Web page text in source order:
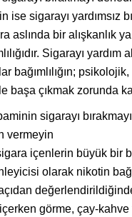
ise sigarayı yardımsız
aslında bir alışkanlık
Sigarayı yardım
bağımlılığın; psikolojik,
başa çıkmak zorunda
sigarayı bırakmayı
vermeyin
içenlerin büyük bir
olarak nikotin
görme, çay-kahve